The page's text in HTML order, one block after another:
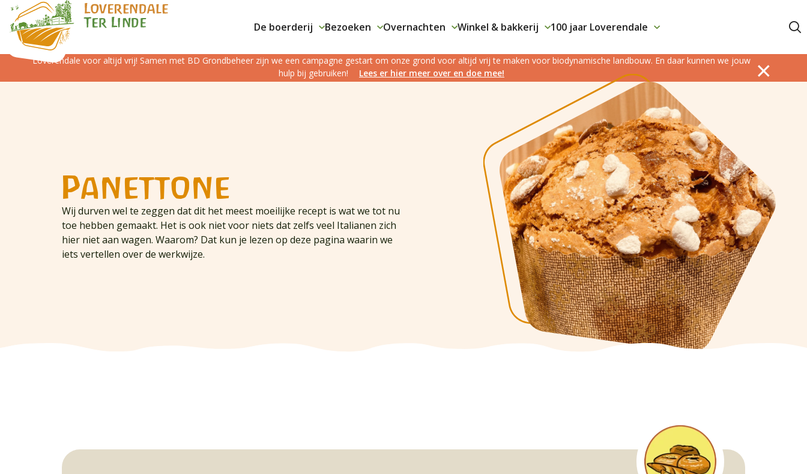
De boerderij Bezoeken Overnachten Winkel & bakkerij 100 jaar Loverendale
Loverendale voor altijd vrij! Samen met BD Grondbeheer zijn we een campagne gestart om onze grond voor altijd vrij te maken voor biodynamische landbouw. En daar kunnen we jouw
hulp bij gebruiken!
Lees er hier meer over en doe mee!
Panettone
Wij durven wel te zeggen dat dit het meest moeilijke recept is wat we tot nu
toe hebben gemaakt. Het is ook niet voor niets dat zelfs veel Italianen zich
hier niet aan wagen. Waarom? Dat kun je lezen op deze pagina waarin we
iets vertellen over de werkwijze.